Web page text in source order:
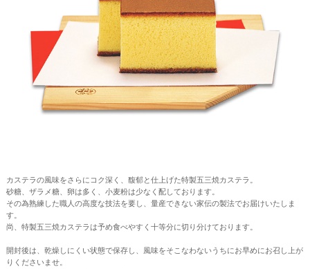
カステラの風味をさらにコク深く、馥郁と仕上げた特製五三焼カステラ。
砂糖、ザラメ糖、卵は多く、小麦粉は少なく配しております。
その為熟練した職人の高度な技法を要し、量産できない家伝の製法でお届けいたしま
す。
尚、特製五三焼カステラは予め食べやすく十等分に切り分けております。
開封後は、乾燥しにくい状態で保存し、風味をそこなわないうちにお早めにお召し上が
りくださいませ。